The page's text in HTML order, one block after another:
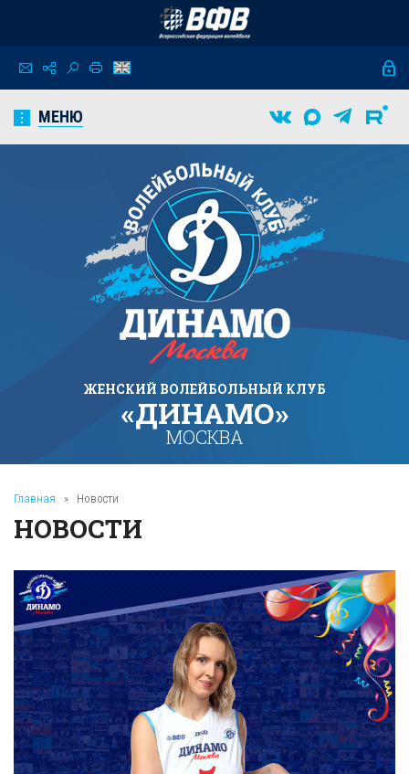
МЕНЮ
ЖЕНСКИЙ ВОЛЕЙБОЛЬНЫЙ КЛУБ
«ДИНАМО»
МОСКВА
Главная » Новости
НОВОСТИ